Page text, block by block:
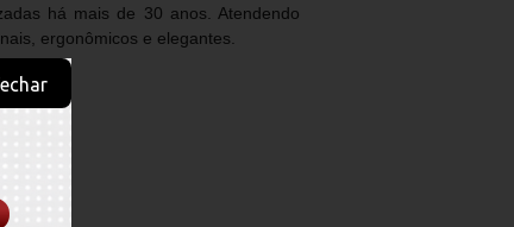
há mais de 30 anos. Atendendo
ergonômicos e elegantes.